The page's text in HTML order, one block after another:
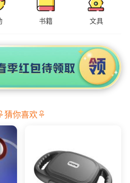
书籍 文具
猜你喜欢